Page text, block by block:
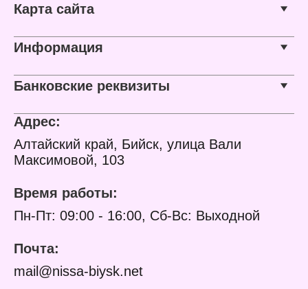
Карта сайта
Информация
Банковские реквизиты
Адрес:
Алтайский край, Бийск, улица Вали
Максимовой, 103
Время работы:
Пн-Пт: 09:00 - 16:00, Сб-Вс: Выходной
Почта:
mail@nissa-biysk.net